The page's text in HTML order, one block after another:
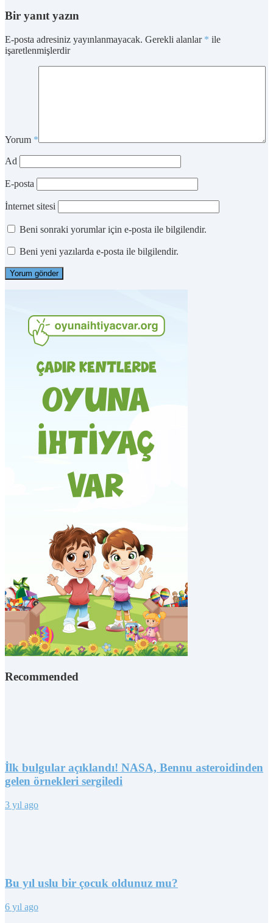
Bir yanıt yazın
E-posta adresiniz yayınlanmayacak. Gerekli alanlar * ile
işaretlenmişlerdir
Yorum *
Ad
E-posta
İnternet sitesi
Beni sonraki yorumlar için e-posta ile bilgilendir.
Beni yeni yazılarda e-posta ile bilgilendir.
Recommended
İlk bulgular açıklandı! NASA, Bennu asteroidinden
gelen örnekleri sergiledi
3 yıl ago
Bu yıl uslu bir çocuk oldunuz mu?
6 yıl ago